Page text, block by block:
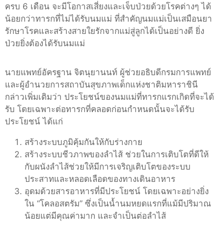
ครบ 6 เดือน จะมีโอกาสเสี่ยงและเจ็บป่วยด้วยโรคต่างๆ ได้
น้อยกว่าทารกที่ไม่ได้รับนมแม่ ที่สำคัญนมแม่เป็นเสมือนยา
รักษาโรคและสร้างสายใยรักจากแม่สู่ลูกได้เป็นอย่างดี ยิ่ง
ป่วยยิ่งต้องได้รับนมแม่
นายแพทย์อัครฐาน จิตนุยานนท์ ผู้ช่วยอธิบดีกรมการแพทย์
และผู้อำนวยการสถาบันสุขภาพเด็กแห่งชาติมหาราชินี
กล่าวเพิ่มเติมว่า ประโยชน์ของนมแม่ที่ทารกแรกเกิดที่จะได้
รับ โดยเฉพาะต่อทารกที่คลอดก่อนกำหนดนั้นจะได้รับ
ประโยชน์ ได้แก่
สร้างระบบภูมิคุ้มกันให้กับร่างกาย
สร้างระบบชีวภาพของลำไส้ ช่วยในการเติบโตที่ดีให้
กับผนังลำไส้ช่วยให้มีการเจริญเติบโตของระบบ
ประสาทและหลอดเลือดของทางเดินอาหาร
อุดมด้วยสารอาหารที่มีประโยชน์ โดยเฉพาะอย่างยิ่ง
ใน “โคลอสตรัม” ซึ่งเป็นน้ำนมหยดแรกที่แม้มีปริมาณ
น้อยแต่มีคุณค่ามาก และจำเป็นต่อลำไส้